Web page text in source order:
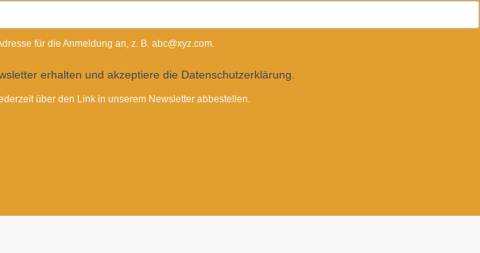
für die Anmeldung an, z. B. abc@xyz.com.
erhalten und akzeptiere die Datenschutzerklärung.
über den Link in unserem Newsletter abbestellen.